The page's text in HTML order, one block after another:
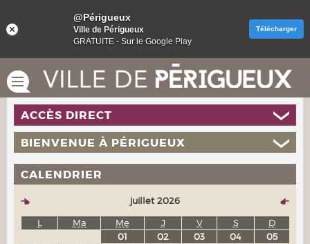
ACCÈS DIRECT
BIENVENUE À PÉRIGUEUX
CALENDRIER
juillet 2026
L
Ma Me J V S
D
01
02 03 04
05
@Périgueux
Ville de Périgueux
GRATUITE - Sur le Google Play
Télécharger